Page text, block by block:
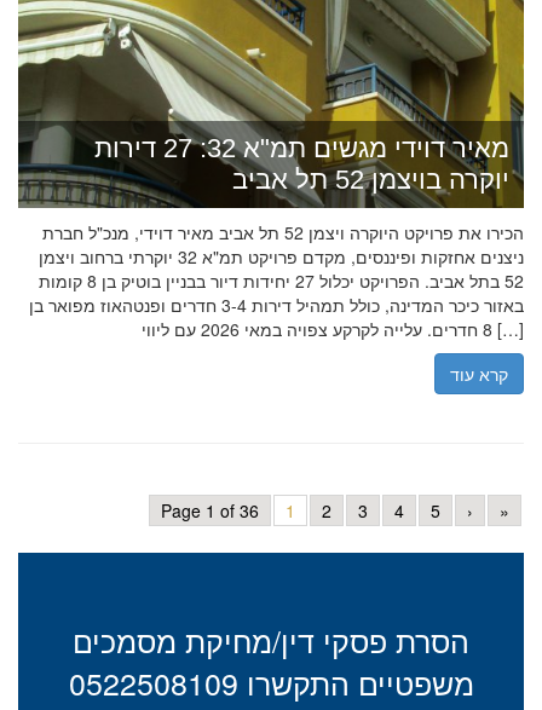
מאיר דוידי מגשים תמ"א 32: 27 דירות
יוקרה בויצמן 52 תל אביב
הכירו את פרויקט היוקרה ויצמן 52 תל אביב מאיר דוידי, מנכ"ל חברת
ניצנים אחזקות ופיננסים, מקדם פרויקט תמ"א 32 יוקרתי ברחוב ויצמן
52 בתל אביב. הפרויקט יכלול 27 יחידות דיור בבניין בוטיק בן 8 קומות
באזור כיכר המדינה, כולל תמהיל דירות 3-4 חדרים ופנטהאוז מפואר בן
8 חדרים. עלייה לקרקע צפויה במאי 2026 עם ליווי […]
קרא עוד
Page 1 of 36 1 2 3 4 5 › »
הסרת פסקי דין/מחיקת מסמכים
משפטיים התקשרו 0522508109